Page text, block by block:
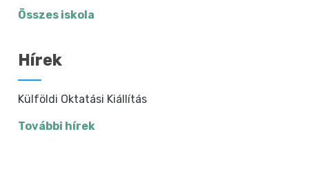
Összes iskola
Hírek
Külföldi Oktatási Kiállítás
További hírek